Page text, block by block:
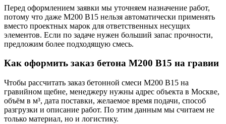
Перед оформлением заявки мы уточняем назначение работ,
потому что даже М200 В15 нельзя автоматически применять
вместо проектных марок для ответственных несущих
элементов. Если по задаче нужен больший запас прочности,
предложим более подходящую смесь.
Как оформить заказ бетона М200 В15 на гравии
Чтобы рассчитать заказ бетонной смеси М200 В15 на
гравийном щебне, менеджеру нужны адрес объекта в Москве,
объём в м³, дата поставки, желаемое время подачи, способ
разгрузки и описание работ. По этим данным мы считаем не
только материал, но и логистику.